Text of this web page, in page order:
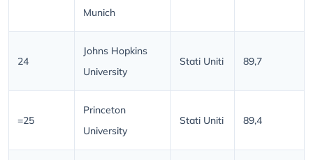
Munich
24
Johns Hopkins
University
Stati Uniti 89,7
=25
Princeton
University
Stati Uniti 89,4